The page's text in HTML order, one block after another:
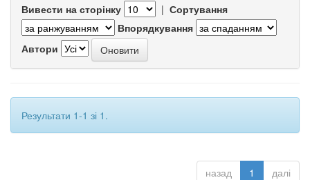
Вивести на сторінку | Сортування
Впорядкування
Автори
Результати 1-1 зі 1.
назад 1 далі